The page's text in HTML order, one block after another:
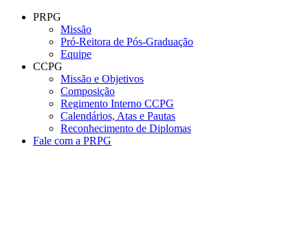
Conteúdo principal
PRPG
Missão
Pró-Reitora de Pós-Graduação
Equipe
CCPG
Missão e Objetivos
Composição
Regimento Interno CCPG
Calendários, Atas e Pautas
Reconhecimento de Diplomas
Fale com a PRPG